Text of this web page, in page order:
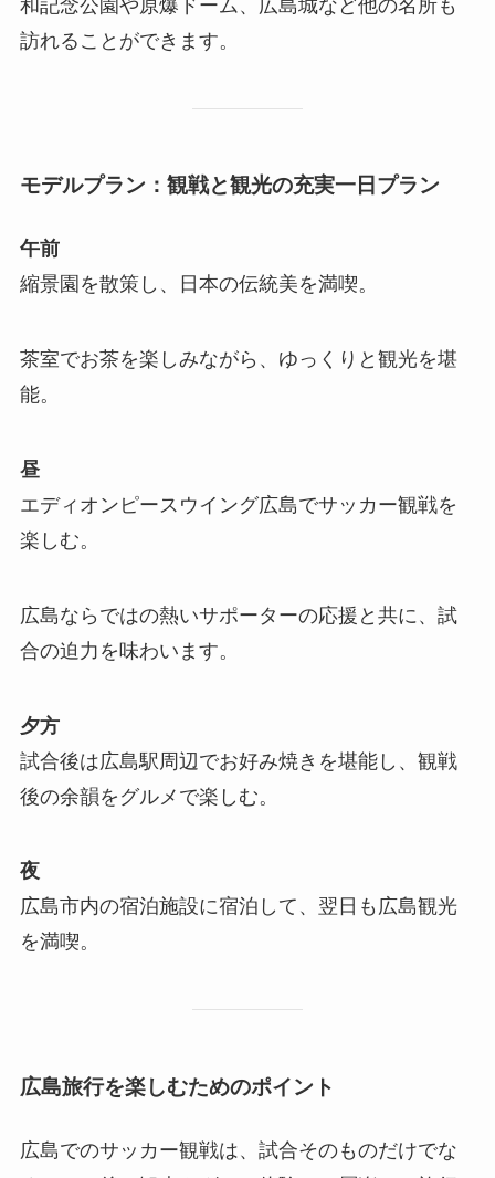
和記念公園や原爆ドーム、広島城など他の名所も
訪れることができます。
モデルプラン：観戦と観光の充実一日プラン
午前
縮景園を散策し、日本の伝統美を満喫。
茶室でお茶を楽しみながら、ゆっくりと観光を堪
能。
昼
エディオンピースウイング広島でサッカー観戦を
楽しむ。
広島ならではの熱いサポーターの応援と共に、試
合の迫力を味わいます。
夕方
試合後は広島駅周辺でお好み焼きを堪能し、観戦
後の余韻をグルメで楽しむ。
夜
広島市内の宿泊施設に宿泊して、翌日も広島観光
を満喫。
広島旅行を楽しむためのポイント
広島でのサッカー観戦は、試合そのものだけでな